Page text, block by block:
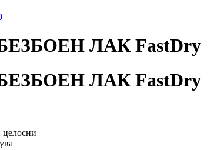
ЛАК FastDry
ЛАК FastDry